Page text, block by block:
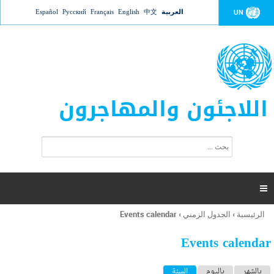
Jump to navigation UN العربية 中文
English
Français
Русский
Español
اللاجئون والمهاجرون
ت
ر
ل
ح
ب

أنت
هنا
الرئيسية › الجدول الزمني ›
Events calendar
Events calendar